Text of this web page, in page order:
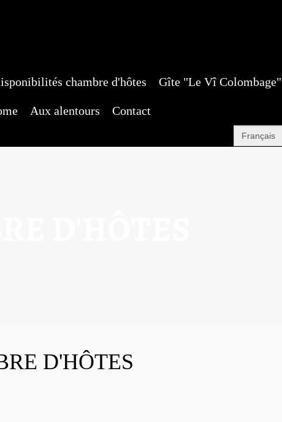
chambre d'hôtes Gîte "Le Vî Colombage"
Aux alentours Contact
D'HÔTES